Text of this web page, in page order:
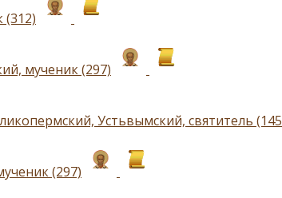
(312)
мученик (297)
Устьвымский, святитель
(297)